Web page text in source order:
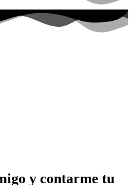
y contarme tu